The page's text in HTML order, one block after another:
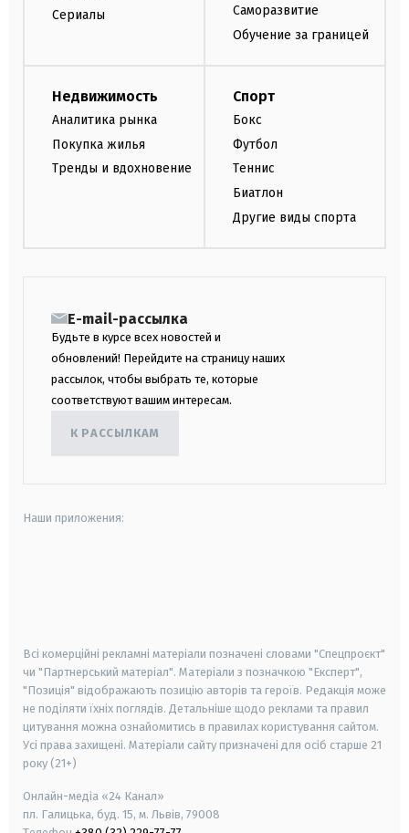
Сериалы
Саморазвитие
Обучение за границей
Недвижимость
Аналитика рынка
Покупка жилья
Тренды и вдохновение
Спорт
Бокс
Футбол
Теннис
Биатлон
Другие виды спорта
E-mail-рассылка
Будьте в курсе всех новостей и
обновлений! Перейдите на страницу наших
рассылок, чтобы выбрать те, которые
соответствуют вашим интересам.
К РАССЫЛКАМ
Наши приложения:
Всі комерційні рекламні матеріали позначені словами "Спецпроєкт"
чи "Партнерський матеріал". Матеріали з позначкою "Експерт",
"Позиція" відображають позицію авторів та героїв. Редакція може
не поділяти їхніх поглядів. Детальніше щодо реклами та правил
цитування можна ознайомитись в правилах користування сайтом.
Усі права захищені. Матеріали сайту призначені для осіб старше 21
року (21+)
Онлайн-медіа «24 Канал»
пл. Галицька, буд. 15, м. Львів, 79008